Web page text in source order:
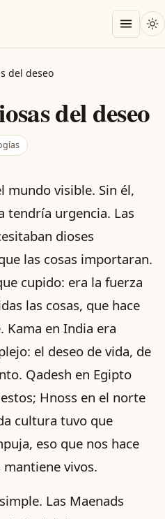
del deseo
del deseo
mundo visible. Sin él,
tendría urgencia. Las
dioses
las cosas importaran.
cupido: era la fuerza
las cosas, que hace
Kama en India era
el deseo de vida, de
Qadesh en Egipto
Hnoss en el norte
cultura tuvo que
eso que nos hace
vivos.
Las Maenads